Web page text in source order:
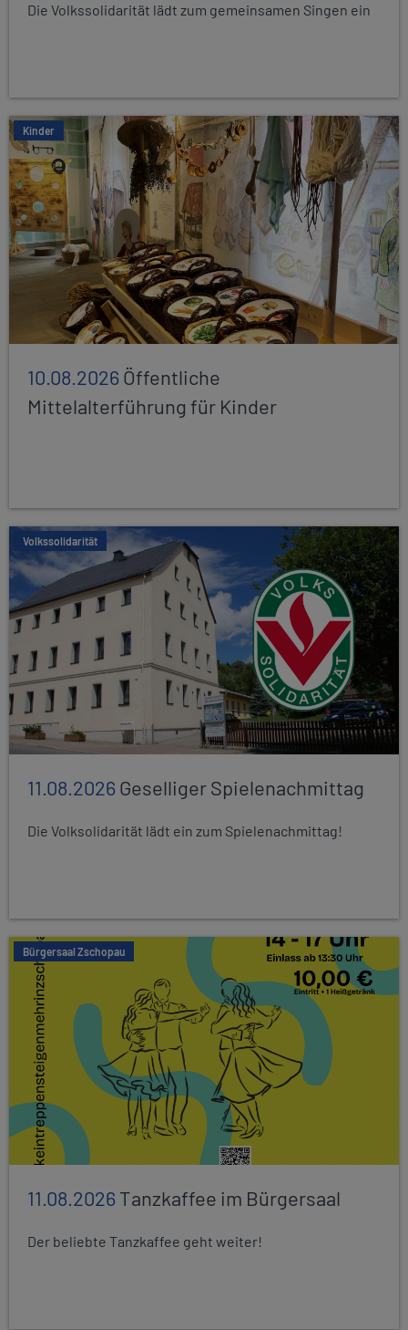
Die Volkssolidarität lädt zum gemeinsamen Singen ein
Kinder
10.08.2026Öffentliche
Mittelalterführung für Kinder
Volkssolidarität
11.08.2026Geselliger Spielenachmittag
Die Volksolidarität lädt ein zum Spielenachmittag!
Bürgersaal Zschopau
11.08.2026Tanzkaffee im Bürgersaal
Der beliebte Tanzkaffee geht weiter!